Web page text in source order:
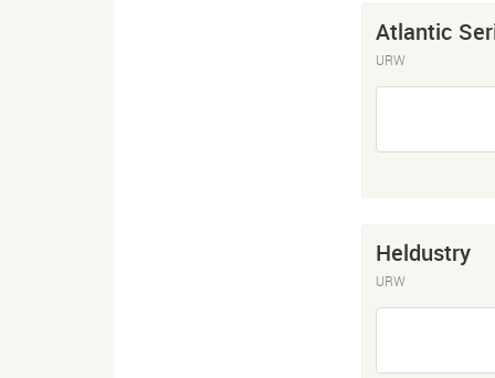
Atlantic
URW
Heldustry
URW